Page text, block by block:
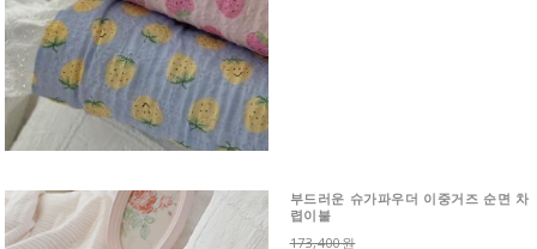
부드러운 슈가파우더 이중거즈 순면 차
렵이불
173,400원